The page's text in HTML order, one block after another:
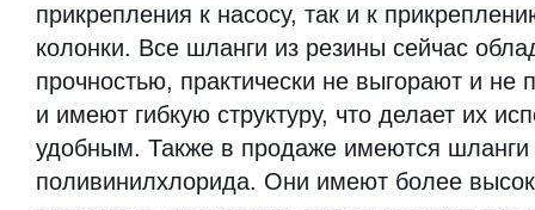
прикрепления к насосу, так и к
колонки. Все шланги из резины сейчас
прочностью, практически не выгорают и не
и имеют гибкую структуру, что делает их
удобным. Также в продаже имеются шланги
поливинилхлорида. Они имеют более